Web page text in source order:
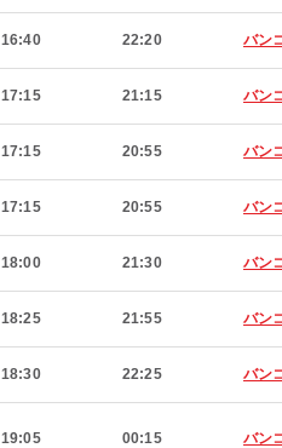
16:40 22:20 バン
17:15 21:15 バン
17:15 20:55 バン
17:15 20:55 バン
18:00 21:30 バン
18:25 21:55 バン
18:30 22:25 バン
19:05 00:15 バン